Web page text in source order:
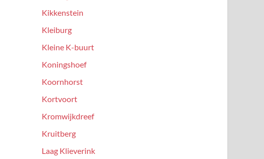
Kikkenstein
Kleiburg
Kleine K-buurt
Koningshoef
Koornhorst
Kortvoort
Kromwijkdreef
Kruitberg
Laag Klieverink